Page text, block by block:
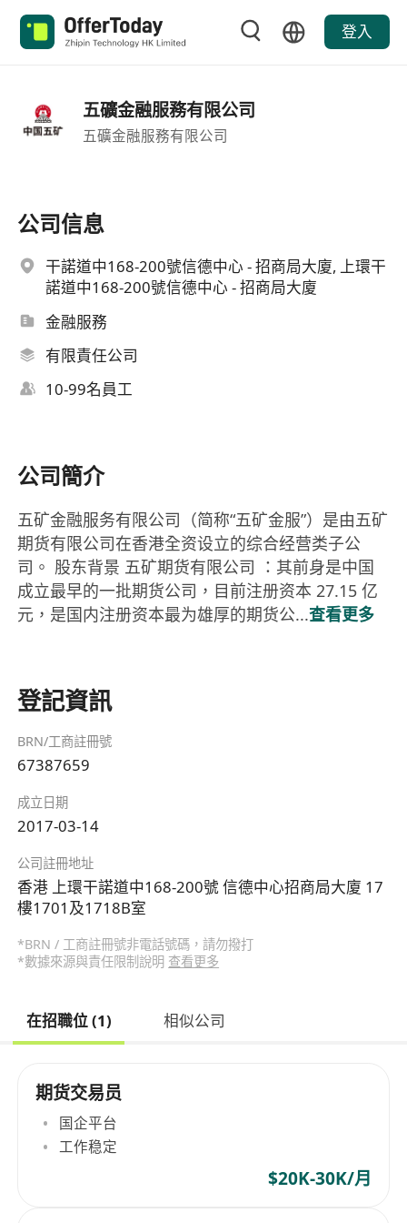
登入
五礦金融服務有限公司
五礦金融服務有限公司
公司信息
干諾道中168-200號信德中心 - 招商局大廈, 上環干
諾道中168-200號信德中心 - 招商局大廈
金融服務
有限責任公司
10-99名員工
公司簡介
五矿金融服务有限公司（简称“五矿金服”）是由五矿
期货有限公司在香港全资设立的综合经营类子公
司。 股东背景 五矿期货有限公司 ：其前身是中国
成立最早的一批期货公司，目前注册资本 27.15 亿
元，是国内注册资本最为雄厚的期货公...查看更多
登記資訊
BRN/工商註冊號
67387659
成立日期
2017-03-14
公司註冊地址
香港 上環干諾道中168-200號 信德中心招商局大廈 17
樓1701及1718B室
*BRN / 工商註冊號非電話號碼，請勿撥打
*數據來源與責任限制說明 查看更多
在招職位 (1) 相似公司
期货交易员
国企平台
工作稳定
$20K-30K/月